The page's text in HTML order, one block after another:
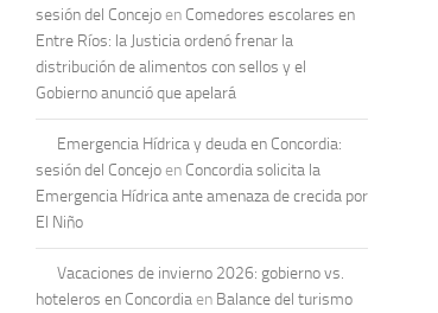
sesión del Concejo en Comedores escolares en
Entre Ríos: la Justicia ordenó frenar la
distribución de alimentos con sellos y el
Gobierno anunció que apelará
Emergencia Hídrica y deuda en Concordia:
sesión del Concejo en Concordia solicita la
Emergencia Hídrica ante amenaza de crecida por
El Niño
Vacaciones de invierno 2026: gobierno vs.
hoteleros en Concordia en Balance del turismo